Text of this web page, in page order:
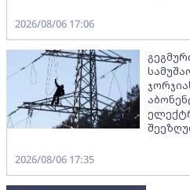
2026/08/06 17:06
2026/08/06 17:35